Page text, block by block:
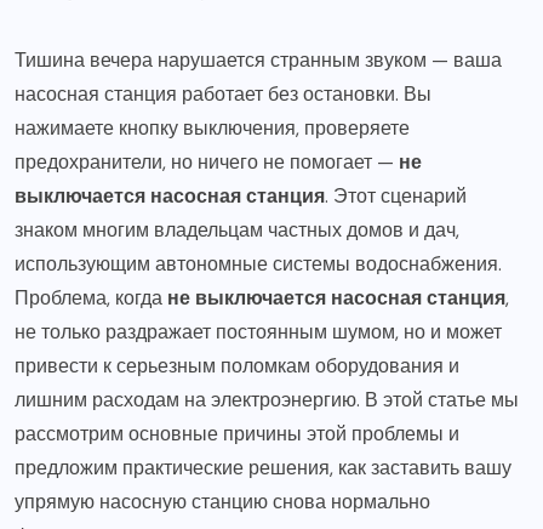
Тишина вечера нарушается странным звуком — ваша
насосная станция работает без остановки. Вы
нажимаете кнопку выключения, проверяете
предохранители, но ничего не помогает — не
выключается насосная станция. Этот сценарий
знаком многим владельцам частных домов и дач,
использующим автономные системы водоснабжения.
Проблема, когда не выключается насосная станция,
не только раздражает постоянным шумом, но и может
привести к серьезным поломкам оборудования и
лишним расходам на электроэнергию. В этой статье мы
рассмотрим основные причины этой проблемы и
предложим практические решения, как заставить вашу
упрямую насосную станцию снова нормально